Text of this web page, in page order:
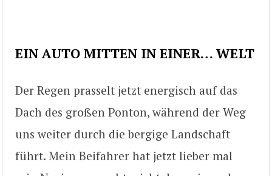
EIN AUTO MITTEN IN EINER… WELT
Der Regen prasselt jetzt energisch auf das
Dach des großen Ponton, während der Weg
uns weiter durch die bergige Landschaft
führt. Mein Beifahrer hat jetzt lieber mal